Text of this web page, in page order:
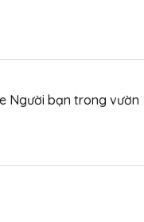
Người bạn trong vườn